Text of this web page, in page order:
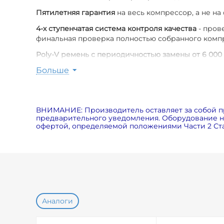
Пятилетняя гарантия на весь компрессор, а не на
4-х ступенчатая система контроля качества -
финальная проверка полностью собранного
Poly-V ремень с периодичностью замены от 6 000
Оригинальные расходные материалы
Экономия электричества на 5%за счет
Возможность использования в экстремальных
Больше
ВНИМАНИЕ: Производитель оставляет за собой
предварительного уведомления. Оборудование
офертой, определяемой положениями Части 2
Аналоги